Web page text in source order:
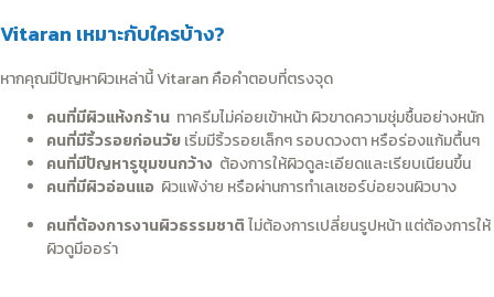
Vitaran เหมาะกับใครบ้าง?
หากคุณมีปัญหาผิวเหล่านี้ Vitaran คือคำตอบที่ตรงจุด
คนที่มีผิวแห้งกร้าน ทาครีมไม่ค่อยเข้าหน้า ผิวขาดความชุ่มชื้นอย่างหนัก
คนที่มีริ้วรอยก่อนวัยเริ่มมีริ้วรอยเล็กๆ รอบดวงตา หรือร่องแก้มตื้นๆ
คนที่มีปัญหารูขุมขนกว้าง ต้องการให้ผิวดูละเอียดและเรียบเนียนขึ้น
คนที่มีผิวอ่อนแอ ผิวแพ้ง่าย หรือผ่านการทำเลเซอร์บ่อยจนผิวบาง
คนที่ต้องการงานผิวธรรมชาติไม่ต้องการเปลี่ยนรูปหน้า แต่ต้องการให้
ผิวดูมีออร่า